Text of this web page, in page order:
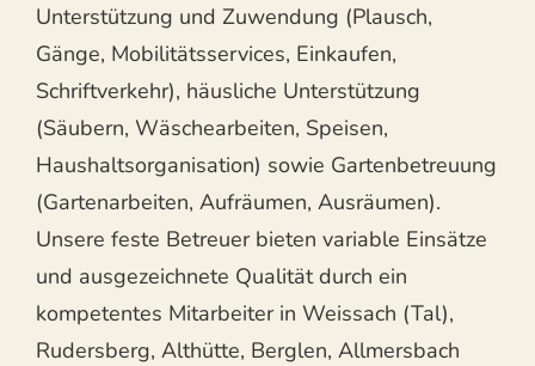
Unterstützung und Zuwendung (Plausch,
Gänge, Mobilitätsservices, Einkaufen,
Schriftverkehr), häusliche Unterstützung
(Säubern, Wäschearbeiten, Speisen,
Haushaltsorganisation) sowie Gartenbetreuung
(Gartenarbeiten, Aufräumen, Ausräumen).
Unsere feste Betreuer bieten variable Einsätze
und ausgezeichnete Qualität durch ein
kompetentes Mitarbeiter in Weissach (Tal),
Rudersberg, Althütte, Berglen, Allmersbach